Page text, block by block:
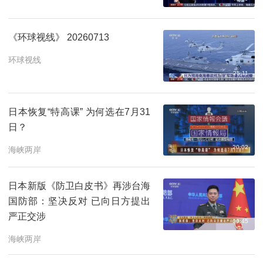
《环球视线》 20260713
环球视线
25:11
日本恢复“特高课” 为何选在7月31
日？
海峡两岸 20:02
日本新版《防卫白皮书》再涉台海
国防部：坚决反对 已向日方提出
严正交涉
海峡两岸
00:45